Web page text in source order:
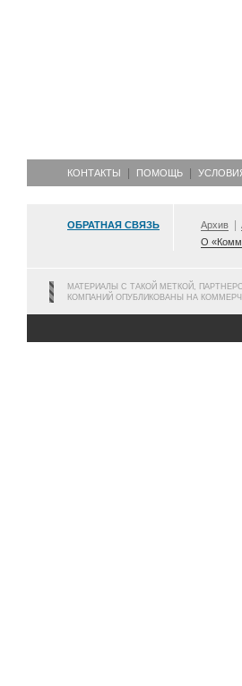
КОНТАКТЫ ПОМОЩЬ
ОБРАТНАЯ СВЯЗЬ Архив
О
МАТЕРИАЛЫ С ТАКОЙ МЕТКОЙ,
КОМПАНИЙ ОПУБЛИКОВАНЫ НА